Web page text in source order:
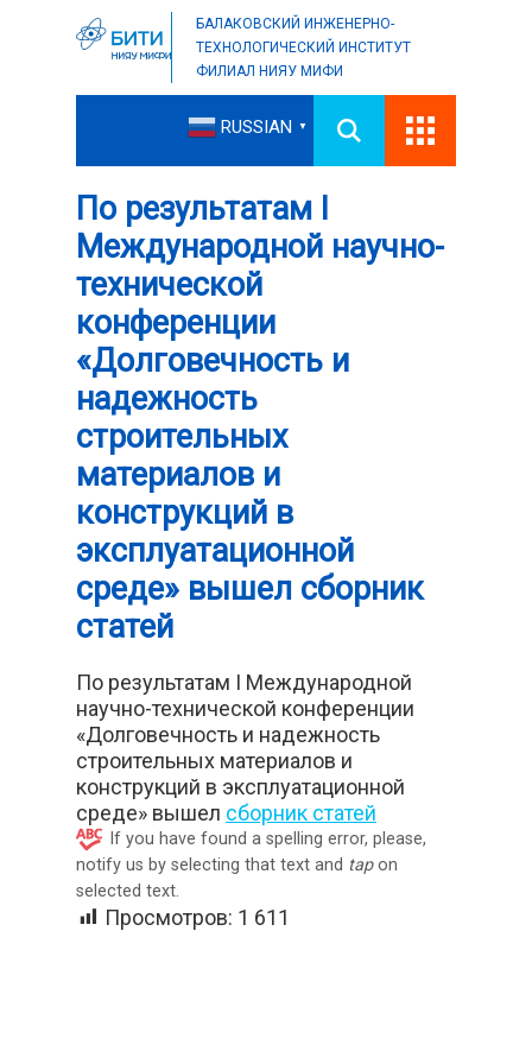
БАЛАКОВСКИЙ ИНЖЕНЕРНО-
ТЕХНОЛОГИЧЕСКИЙ ИНСТИТУТ
ФИЛИАЛ НИЯУ МИФИ
RUSSIAN ▼
По результатам I
Международной научно-
технической
конференции
«Долговечность и
надежность
строительных
материалов и
конструкций в
эксплуатационной
среде» вышел сборник
статей
По результатам I Международной
научно-технической конференции
«Долговечность и надежность
строительных материалов и
конструкций в эксплуатационной
среде» вышел сборник статей
If you have found a spelling error, please,
notify us by selecting that text and tapon
selected text.
Просмотров: 1 611